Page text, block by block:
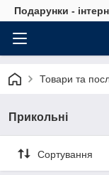
Подарунки -
Товари та
Прикольні
Сортування